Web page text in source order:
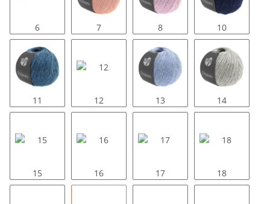
6 7 8 10
11 12 13 14
15 16 17 18